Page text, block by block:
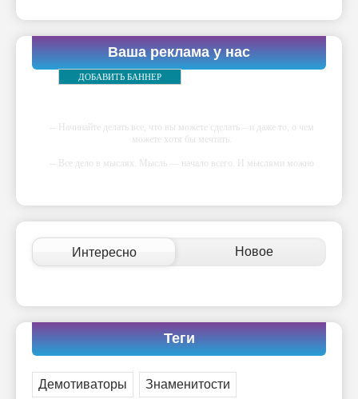
Ваша реклама у нас
ДОБАВИТЬ БАННЕР
-- Начинайте делать все, что вы можете сделать – и даже то, о чем
можете хотя бы мечтать.
-- Все дело в мыслях. Мысль — начало всего. И мыслями можно
которую вы сами себе придумали.
-- Самое большое богатство — это ум. Самая большая нищета —
глупость. Из всех страхов самый пугающий — самолюбование.
его дал.
-- Люблю давать советы и очень не люблю, когда их дают мне.
Интересно Новое
Теги
Демотиваторы Знаменитости